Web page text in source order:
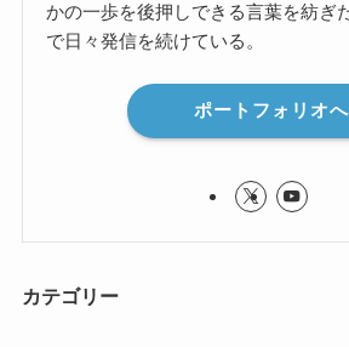
かの一歩を後押しできる言葉を紡ぎ
で日々発信を続けている。
ポートフォリオへ
カテゴリー